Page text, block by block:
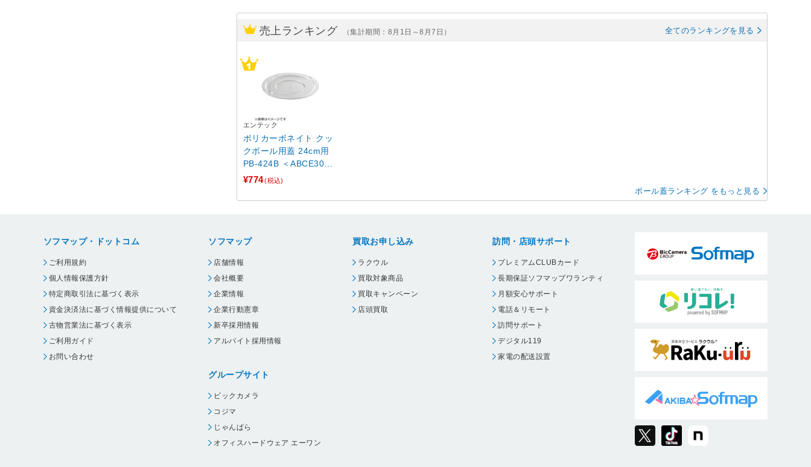
売上ランキング （集計期間：8月1日～8月7日） 全てのランキングを見る
エンテック
ポリカーボネイト クッ
クボール用蓋 24cm用
PB-424B ＜ABCE303
＞
¥774(税込)
ボール蓋ランキング をもっと見る
ソフマップ・ドットコム
ご利用規約
個人情報保護方針
特定商取引法に基づく表示
資金決済法に基づく情報提供について
古物営業法に基づく表示
ご利用ガイド
お問い合わせ
ソフマップ
店舗情報
会社概要
企業情報
企業行動憲章
新卒採用情報
アルバイト採用情報
グループサイト
ビックカメラ
コジマ
じゃんぱら
オフィスハードウェア エーワン
買取お申し込み
ラクウル
買取対象商品
買取キャンペーン
店頭買取
訪問・店頭サポート
プレミアムCLUBカード
長期保証ソフマップワランティ
月額安心サポート
電話＆リモート
訪問サポート
デジタル119
家電の配送設置